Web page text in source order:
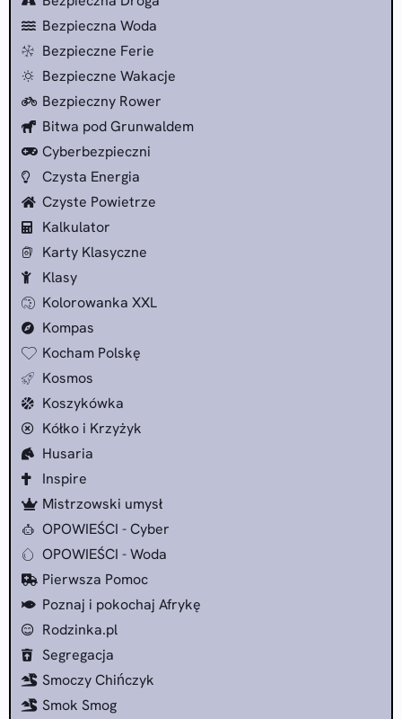
Bezpieczna Woda
Bezpieczne Ferie
Bezpieczne Wakacje
Bezpieczny Rower
Bitwa pod Grunwaldem
Cyberbezpieczni
Czysta Energia
Czyste Powietrze
Kalkulator
Karty Klasyczne
Klasy
Kolorowanka XXL
Kompas
Kocham Polskę
Kosmos
Koszykówka
Kółko i Krzyżyk
Husaria
Inspire
Mistrzowski umysł
OPOWIEŚCI - Cyber
OPOWIEŚCI - Woda
Pierwsza Pomoc
Poznaj i pokochaj Afrykę
Rodzinka.pl
Segregacja
Smoczy Chińczyk
Smok Smog